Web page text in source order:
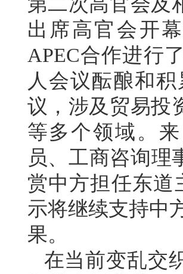
出席高官会开
APEC合作进行
人会议酝酿和
议，涉及贸易投
等多个领域。
员、工商咨询理
赏中方担任东道
示将继续支持中
果。
在当前变乱交